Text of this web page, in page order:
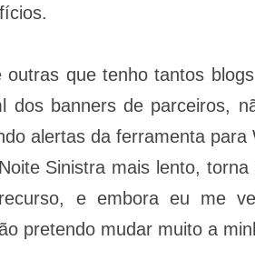
outras que tenho tantos
dos banners de parceiros,
alertas da ferramenta
Sinistra mais lento,
e embora eu me
pretendo mudar muito a